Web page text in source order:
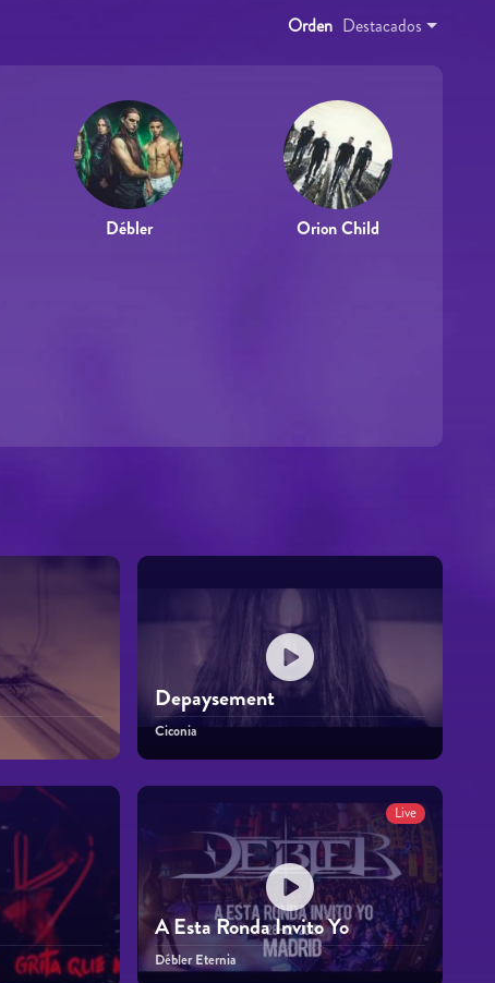
Orden Destacados
Débler Orion Child
Depaysement
Ciconia
Live
A Esta Ronda Invito Yo
Débler Eternia